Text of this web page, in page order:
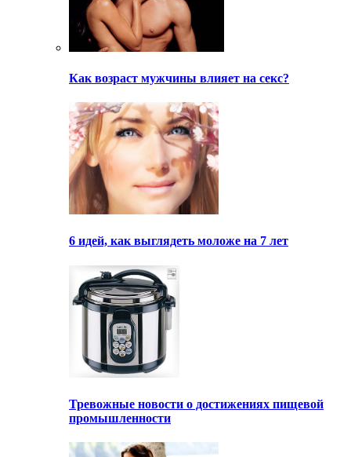
Как возраст мужчины влияет на секс?
6 идей, как выглядеть моложе на 7 лет
Тревожные новости о достижениях пищевой
промышленности